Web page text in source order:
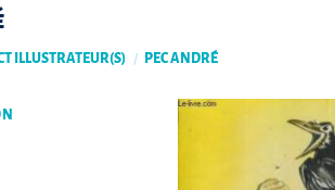
ILLUSTRATEUR(S) / PEC ANDRÉ